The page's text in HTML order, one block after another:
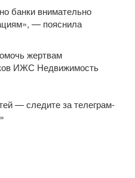
банки внимательно
— пояснила
жертвам
ИЖС Недвижимость
— следите за телеграм-